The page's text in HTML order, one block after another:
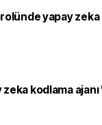
yapay
kodlama